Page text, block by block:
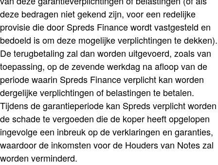
deze bedragen niet gekend zijn, voor een redelijke
provisie die door Spreds Finance wordt vastgesteld en
bedoeld is om deze mogelijke verplichtingen te dekken).
De terugbetaling zal dan worden uitgevoerd, zoals van
toepassing, op de zevende werkdag na afloop van de
periode waarin Spreds Finance verplicht kan worden
dergelijke verplichtingen of belastingen te betalen.
Tijdens de garantieperiode kan Spreds verplicht worden
de schade te vergoeden die de koper heeft opgelopen
ingevolge een inbreuk op de verklaringen en garanties,
waardoor de inkomsten voor de Houders van Notes zal
worden verminderd.